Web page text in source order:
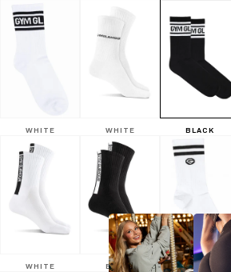
WHITE WHITE BLACK
WHITE BLACK WHITE & BLACK